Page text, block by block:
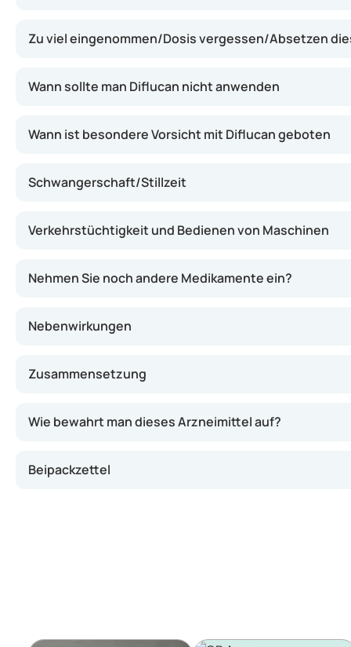
Zu viel eingenommen/Dosis vergessen/Absetzen
Wann sollte man Diflucan nicht anwenden
Wann ist besondere Vorsicht mit Diflucan geboten
Schwangerschaft/Stillzeit
Verkehrstüchtigkeit und Bedienen von Maschinen
Nehmen Sie noch andere Medikamente ein?
Nebenwirkungen
Zusammensetzung
Wie bewahrt man dieses Arzneimittel auf?
Beipackzettel